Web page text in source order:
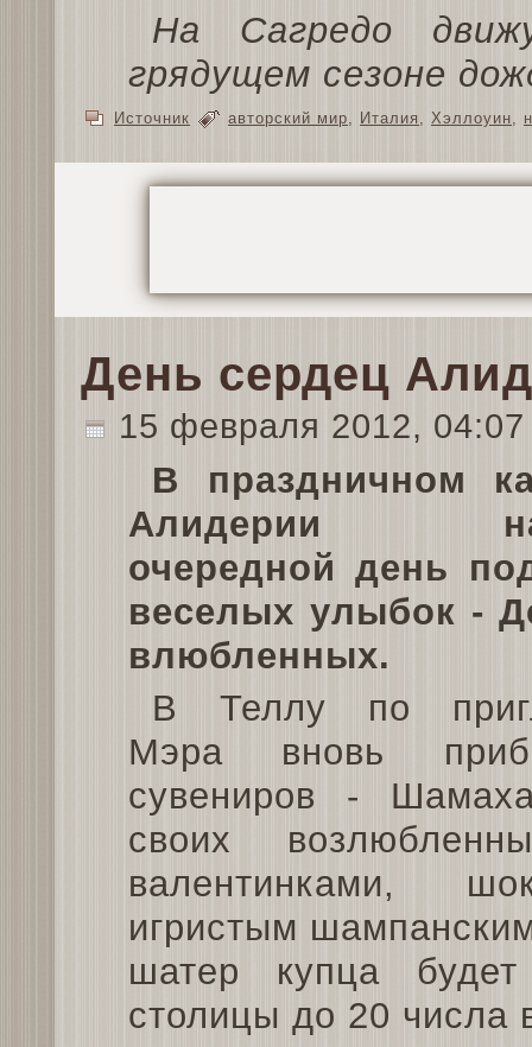
На Сагредо
грядущем сезоне
Источник авторский мир Италия Хэллоуин
День сердец
15 февраля 2012,
В праздничном
Алидерии
очередной день
веселых улыбок -
влюбленных.
В Теллу по
Мэра вновь
сувениров -
своих
валентинками,
игристым
шатер купца
столицы до 20 числа